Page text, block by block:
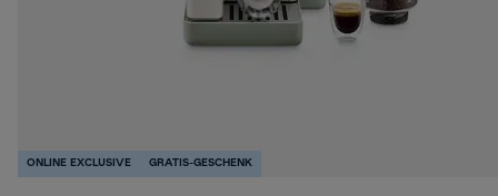
ONLINE EXCLUSIVE GRATIS-GESCHENK